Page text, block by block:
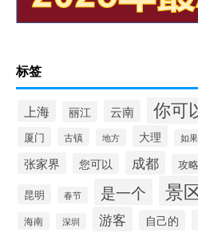
标签
上海 丽江 云南 你可
厦门
古镇 地方 大理 如
张家界 您可以 成都 攻略
昆明 春节 是一个 景
海南 深圳 游客 自己的